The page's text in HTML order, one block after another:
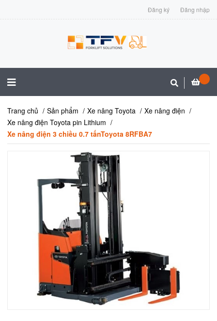
Đăng ký Đăng nhập
Trang chủ Sản phẩm Xe nâng Toyota
Xe nâng điện
Xe nâng điện Toyota pin Lithium
Xe nâng điện 3 chiều 0.7 tấnToyota 8RFBA7